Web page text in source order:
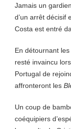
Jamais un
d’un arrêt décisif
Costa est entré
En détournant
resté invaincu
Portugal de
affronteront les
Un coup de
coéquipiers